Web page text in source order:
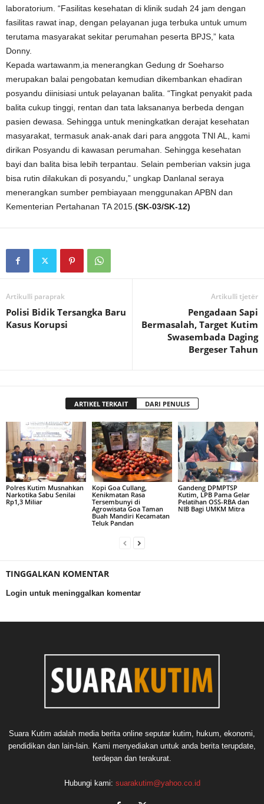
laboratorium. “Fasilitas kesehatan di klinik sudah 24 jam dengan
fasilitas rawat inap, dengan pelayanan juga terbuka untuk umum
terutama masyarakat sekitar perumahan peserta BPJS,” kata
Donny.
Kepada wartawanm,ia menerangkan Gedung dr Soeharso
merupakan balai pengobatan kemudian dikembankan ehadiran
posyandu diinisiasi untuk pelayanan balita. “Tingkat penyakit pada
balita cukup tinggi, rentan dan tata laksananya berbeda dengan
pasien dewasa. Sehingga untuk meningkatkan derajat kesehatan
masyarakat, termasuk anak-anak dari para anggota TNI AL, kami
dirikan Posyandu di kawasan perumahan. Sehingga kesehatan
bayi dan balita bisa lebih terpantau. Selain pemberian vaksin juga
bisa rutin dilakukan di posyandu,” ungkap Danlanal seraya
menerangkan sumber pembiayaan menggunakan APBN dan
Kementerian Pertahanan TA 2015. (SK-03/SK-12)
Artikulli paraprak
Polisi Bidik Tersangka Baru
Kasus Korupsi
Artikulli tjetër
Pengadaan Sapi
Bermasalah, Target Kutim
Swasembada Daging
Bergeser Tahun
ARTIKEL TERKAIT DARI PENULIS
Polres Kutim Musnahkan
Narkotika Sabu Senilai
Rp1,3 Miliar
Kopi Goa Cullang,
Kenikmatan Rasa
Tersembunyi di
Agrowisata Goa Taman
Buah Mandiri Kecamatan
Teluk Pandan
Gandeng DPMPTSP
Kutim, LPB Pama Gelar
Pelatihan OSS-RBA dan
NIB Bagi UMKM Mitra
TINGGALKAN KOMENTAR
Login untuk meninggalkan komentar
Suara Kutim adalah media berita online seputar kutim, hukum, ekonomi,
pendidikan dan lain-lain. Kami menyediakan untuk anda berita terupdate,
terdepan dan terakurat.
Hubungi kami: suarakutim@yahoo.co.id